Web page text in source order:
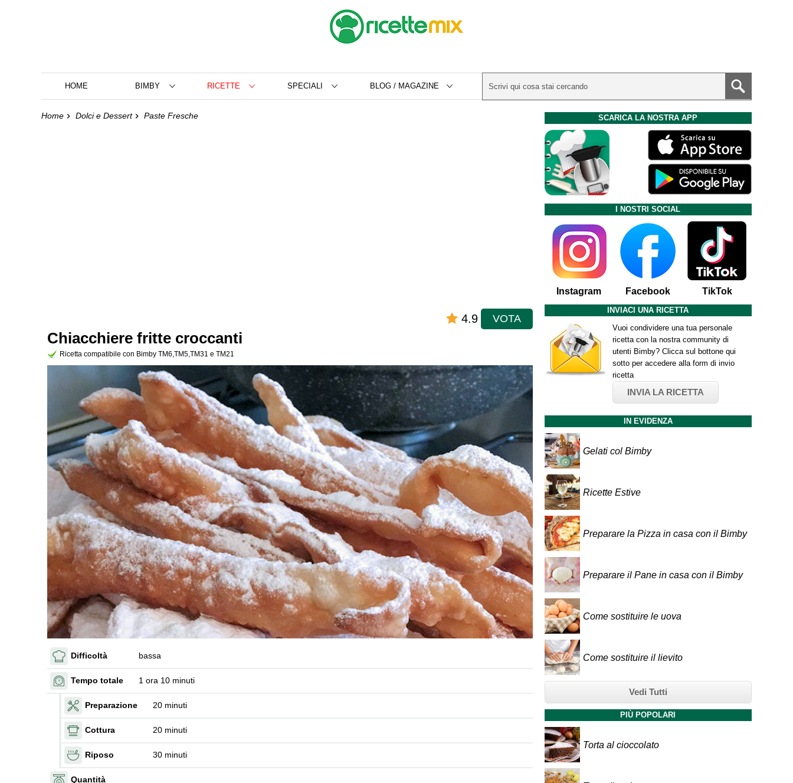
HOME BIMBY RICETTE SPECIALI BLOG / MAGAZINE
Home Dolci e Dessert Paste Fresche
4.9 VOTA
Chiacchiere fritte croccanti
Ricetta compatibile con Bimby TM6,TM5,TM31 e TM21
Difficoltà bassa
Tempo totale 1 ora 10 minuti
Preparazione 20 minuti
Cottura 20 minuti
Riposo 30 minuti
Quantità
SCARICA LA NOSTRA APP
I NOSTRI SOCIAL
Instagram Facebook TikTok
INVIACI UNA RICETTA
Vuoi condividere una tua personale
ricetta con la nostra community di
utenti Bimby? Clicca sul bottone qui
sotto per accedere alla form di invio
ricetta
INVIA LA RICETTA
IN EVIDENZA
Gelati col Bimby
Ricette Estive
Preparare la Pizza in casa con il Bimby
Preparare il Pane in casa con il Bimby
Come sostituire le uova
Come sostituire il lievito
Vedi Tutti
PIÙ POPOLARI
Torta al cioccolato